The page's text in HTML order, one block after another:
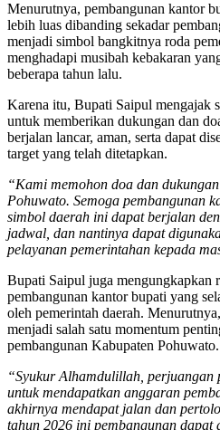
Menurutnya, pembangunan kantor
lebih luas dibanding sekadar
menjadi simbol bangkitnya roda
menghadapi musibah kebakaran
beberapa tahun lalu.
Karena itu, Bupati Saipul mengajak
untuk memberikan dukungan dan
berjalan lancar, aman, serta dapat
target yang telah ditetapkan.
“Kami memohon doa dan
Pohuwato. Semoga pembangunan
simbol daerah ini dapat berjalan
jadwal, dan nantinya dapat
pelayanan pemerintahan kepada
Bupati Saipul juga mengungkapkan
pembangunan kantor bupati yang
oleh pemerintah daerah.
menjadi salah satu momentum
pembangunan Kabupaten Pohuwato.
“Syukur Alhamdulillah, perjuangan
untuk mendapatkan anggaran
akhirnya mendapat jalan dan
tahun 2026 ini pembangunan dapat